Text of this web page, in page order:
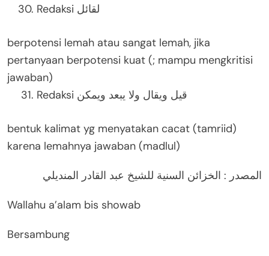
Redaksi لقائل
berpotensi lemah atau sangat lemah, jika
pertanyaan berpotensi kuat (; mampu mengkritisi
jawaban)
Redaksi قيل ويقال ولا يبعد ويمكن
bentuk kalimat yg menyatakan cacat (tamriid)
karena lemahnya jawaban (madlul)
المصدر : الخزائن السنية للشيخ عبد القادر المنديلي
Wallahu a’alam bis showab
Bersambung